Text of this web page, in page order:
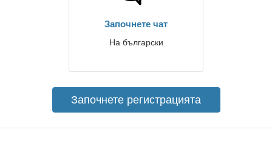
Започнете чат
На български
Започнете регистрацията